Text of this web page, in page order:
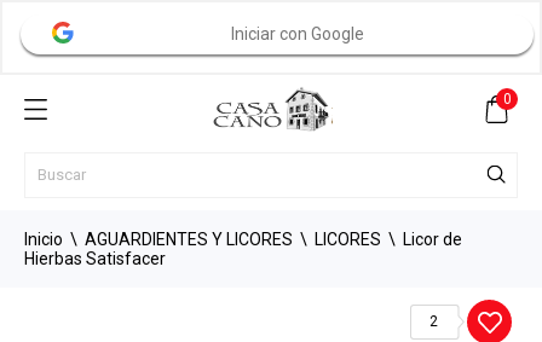
Iniciar con Google
0
Inicio AGUARDIENTES Y LICORES LICORES
Licor de
Hierbas Satisfacer
2